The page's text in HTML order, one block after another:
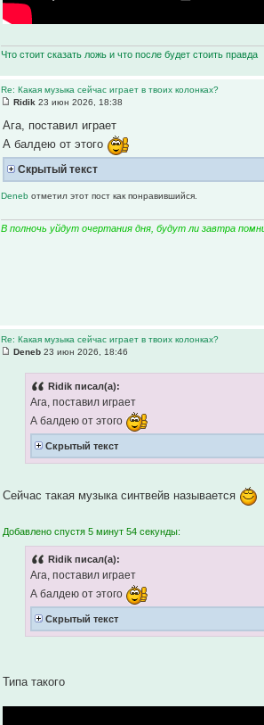
Что стоит сказать ложь и что после будет стоить правда
Re: Какая музыка сейчас играет в твоих колонках?
Ridik 23 июн 2026, 18:38
Ага, поставил играет
А балдею от этого
Скрытый текст
Denebотметил этот пост как понравившийся.
В полночь уйдут очертания дня, будут ли завтра
Re: Какая музыка сейчас играет в твоих колонках?
Deneb 23 июн 2026, 18:46
Ridik писал(а):
Ага, поставил играет
А балдею от этого
Скрытый текст
Сейчас такая музыка синтвейв называется
Добавлено спустя 5 минут 54 секунды:
Ridik писал(а):
Ага, поставил играет
А балдею от этого
Скрытый текст
Типа такого